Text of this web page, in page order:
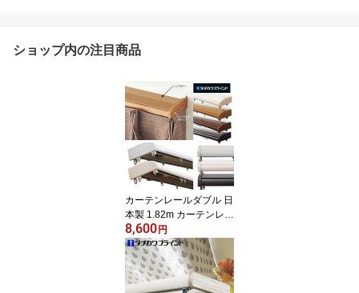
ショップ内の注目商品
カーテンレールダブル 日
本製 1.82m カーテンレー
ル ダブル タチカワブラ
インド ファンティア ト
ップカバーセット サイド
カバー付 天井カバー付
上部からの光漏れ防止 遮
8,600円